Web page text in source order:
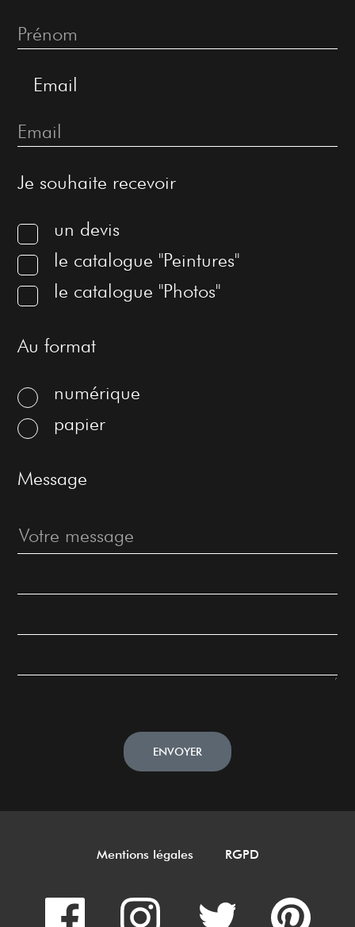
Email
Je souhaite recevoir
un devis
le catalogue "Peintures"
le catalogue "Photos"
Au format
numérique
papier
Message
ENVOYER
Mentions légales RGPD